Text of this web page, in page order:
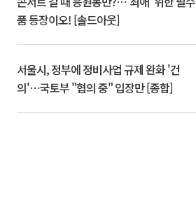
품 등장이오! [솔드아웃]
서울시, 정부에 정비사업 규제 완화 '건
의'⋯국토부 "협의 중" 입장만 [종합]